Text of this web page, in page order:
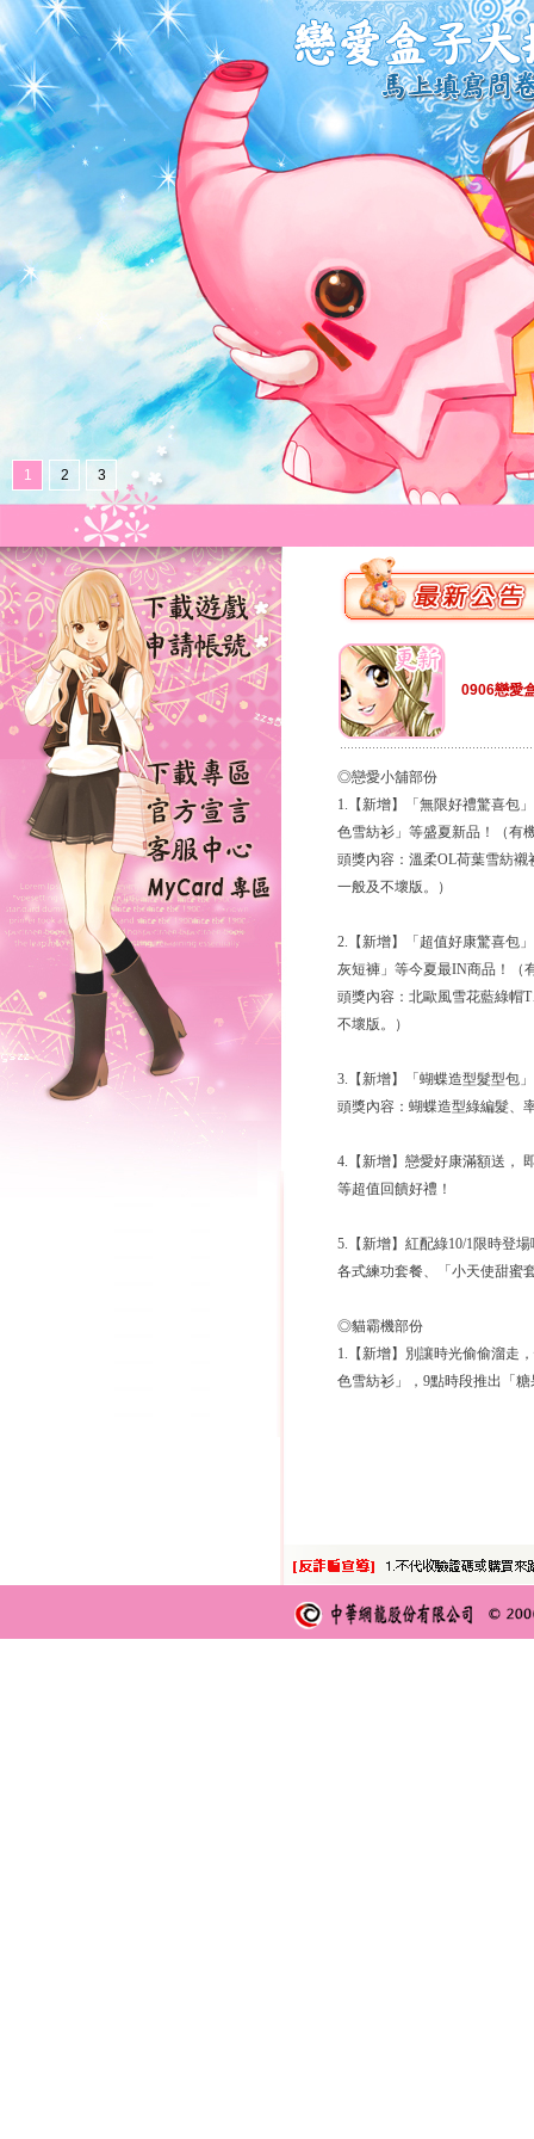
1 2 3
0906戀愛
◎戀愛小舖部份
1.【新增】「無限好禮驚喜包
色雪紡衫」等盛夏新品！（有
頭獎內容：溫柔OL荷葉雪紡
一般及不壞版。）
2.【新增】「超值好康驚喜包
灰短褲」等今夏最IN商品！（
頭獎內容：北歐風雪花藍綠帽
不壞版。）
3.【新增】「蝴蝶造型髮型包
頭獎內容：蝴蝶造型綠編髮、
4.【新增】戀愛好康滿額送，
等超值回饋好禮！
5.【新增】紅配綠10/1限時登
各式練功套餐、「小天使甜蜜
◎貓霸機部份
1.【新增】別讓時光偷偷溜走
色雪紡衫」，9點時段推出「